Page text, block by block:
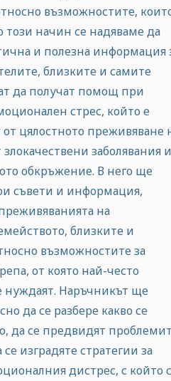
възможностите,
този начин се надяваме да
и полезна информация
близките и самите
да получат помощ при
стрес, който е
цялостното преживяване
злокачествени заболявания и
обкръжение. В него ще
съвети и информация,
на
близките и
възможностите за
от която най-често
нуждаят. Наръчникът ще
да се разбере какво се
да се предвидят
изградяте стратегии за
дистрес, с който